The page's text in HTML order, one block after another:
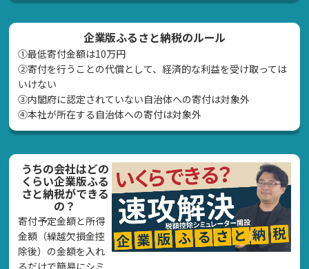
企業版ふるさと納税のルール
①最低寄付金額は10万円
②寄付を行うことの代償として、経済的な利益を受け取っては
いけない
➂内閣府に認定されていない自治体への寄付は対象外
④本社が所在する自治体への寄付は対象外
うちの会社はどの
くらい企業版ふる
さと納税ができる
の？
寄付予定金額と所得
金額（繰越欠損金控
除後）の金額を入れ
るだけで簡易にシミ